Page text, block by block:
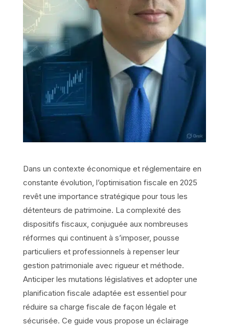
Dans un contexte économique et réglementaire en
constante évolution, l’optimisation fiscale en 2025
revêt une importance stratégique pour tous les
détenteurs de patrimoine. La complexité des
dispositifs fiscaux, conjuguée aux nombreuses
réformes qui continuent à s’imposer, pousse
particuliers et professionnels à repenser leur
gestion patrimoniale avec rigueur et méthode.
Anticiper les mutations législatives et adopter une
planification fiscale adaptée est essentiel pour
réduire sa charge fiscale de façon légale et
sécurisée. Ce guide vous propose un éclairage